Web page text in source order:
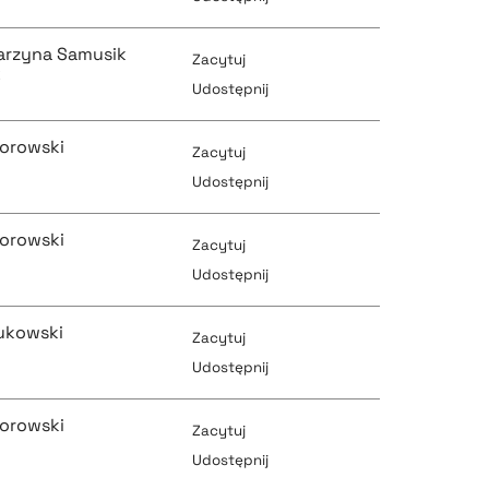
pobierz cytat
pobierz cytat
pobierz cytat
pobierz cytat
pobierz cytat
Samusik
Zacytuj
Udostępnij
pobierz cytat
pobierz cytat
Zacytuj
Udostępnij
pobierz cytat
pobierz cytat
Zacytuj
Udostępnij
pobierz cytat
Zacytuj
Udostępnij
Zacytuj
Udostępnij